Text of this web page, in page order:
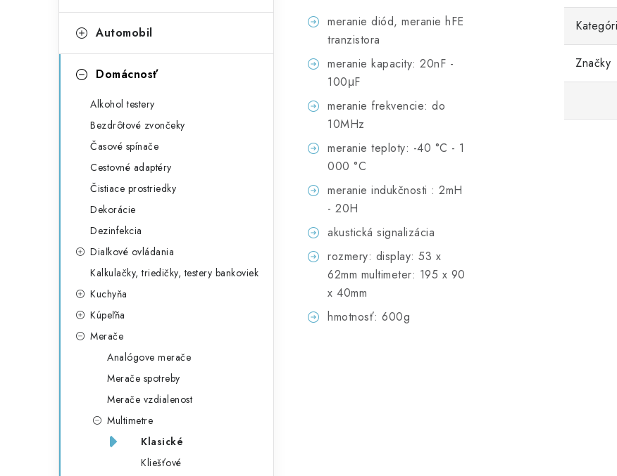
Automobil
Domácnosť
Alkohol testery
Bezdrôtové zvončeky
Časové spínače
Cestovné adaptéry
Čistiace prostriedky
Dekorácie
Dezinfekcia
Diaľkové ovládania
Kalkulačky, triedičky, testery bankoviek
Kuchyňa
Kúpeľňa
Merače
Analógove merače
Merače spotreby
Merače vzdialenost
Multimetre
Klasické
Kliešťové
meranie diód, meranie hFE
tranzistora
meranie kapacity: 20nF -
100μF
meranie frekvencie: do
10MHz
meranie teploty: -40 °C - 1
000 °C
meranie indukčnosti : 2mH
- 20H
akustická signalizácia
rozmery: display: 53 x
62mm multimeter: 195 x 90
x 40mm
hmotnosť: 600g
Značky